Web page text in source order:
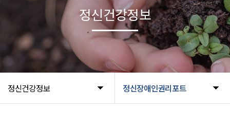
정신건강정보 정신장애인권리포트
정신건강정보